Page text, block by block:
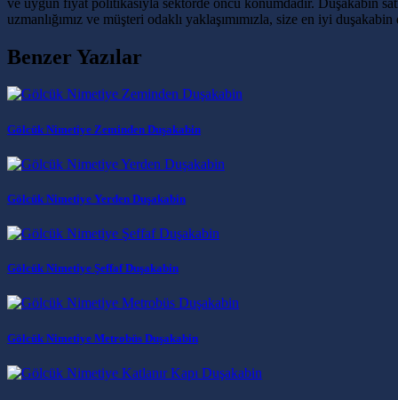
uzmanlığımız ve müşteri odaklı yaklaşımımızla, size en iyi
Benzer Yazılar
Gölcük Nimetiye Zeminden Duşakabin
Gölcük Nimetiye Yerden Duşakabin
Gölcük Nimetiye Şeffaf Duşakabin
Gölcük Nimetiye Metrobüs Duşakabin